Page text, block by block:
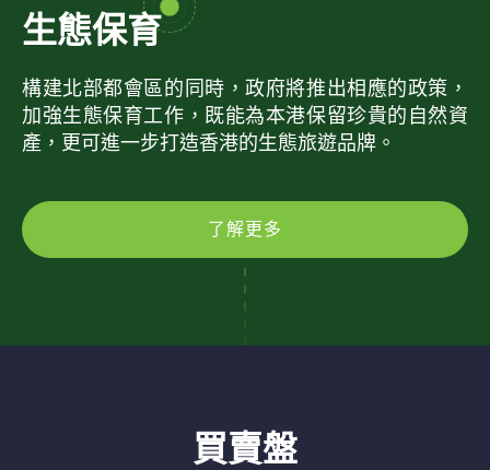
生態保育
構建北部都會區的同時，政府將推出相應的政策，
加強生態保育工作，既能為本港保留珍貴的自然資
產，更可進一步打造香港的生態旅遊品牌。
了解更多
買賣盤